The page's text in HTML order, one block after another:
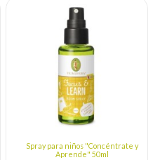
Spray para niños "Concéntrate y
Aprende" 50ml